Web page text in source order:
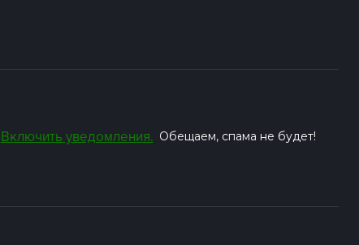
Включить уведомления. Обещаем, спама не будет!